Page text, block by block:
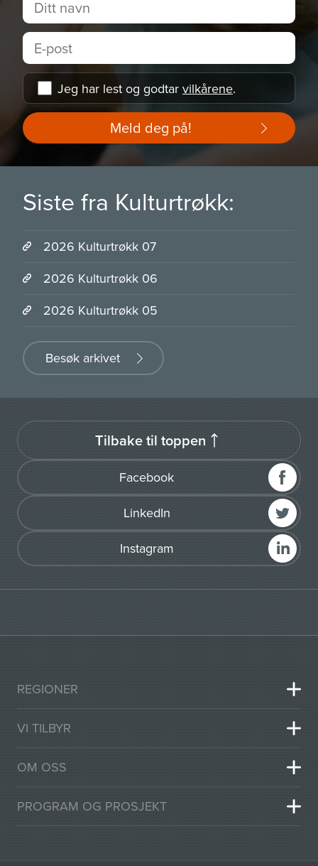
Jeg har lest og godtar vilkårene.
Meld deg på!
Siste fra Kulturtrøkk:
2026 Kulturtrøkk 07
2026 Kulturtrøkk 06
2026 Kulturtrøkk 05
Besøk arkivet
Facebook
LinkedIn
Instagram
Tilbake til toppen
REGIONER
VI TILBYR
OM OSS
PROGRAM OG PROSJEKT